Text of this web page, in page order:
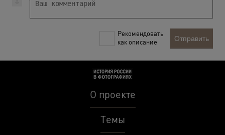
Рекомендовать
как описание
Отправить
О проекте
Темы